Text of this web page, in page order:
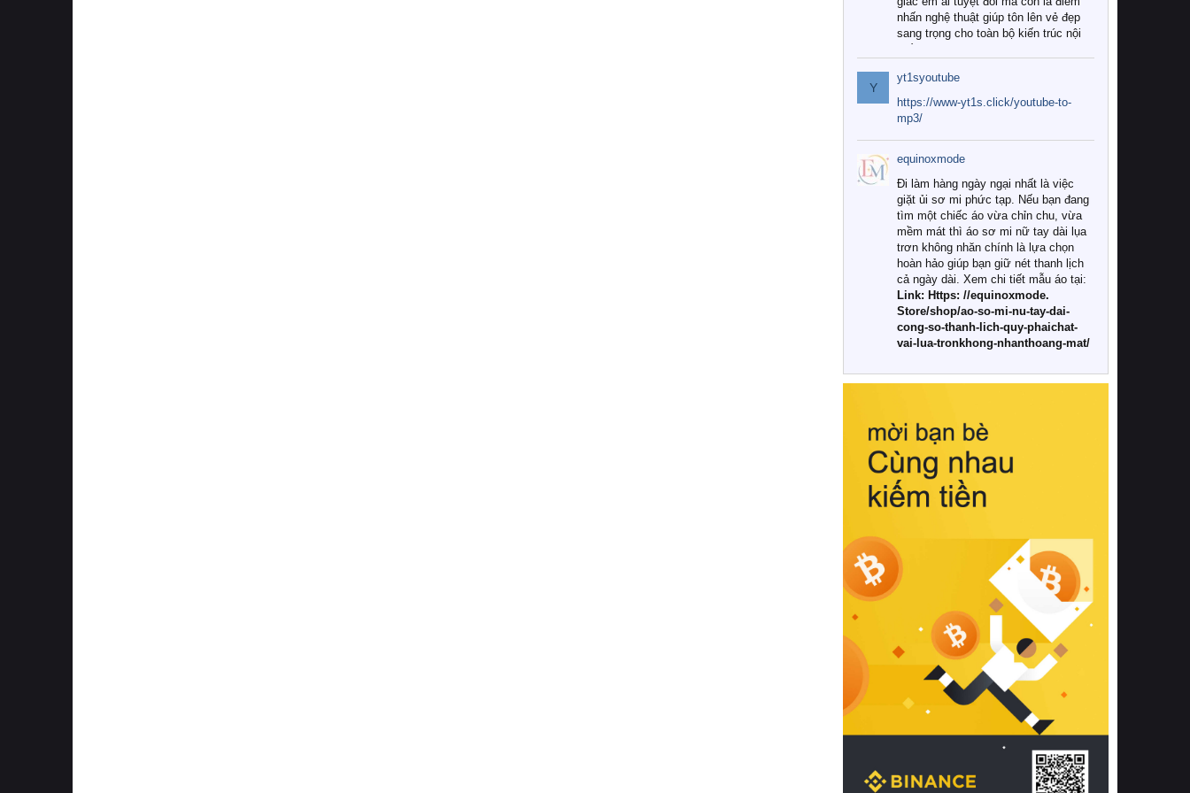
nhấn nghệ thuật giúp tôn lên vẻ đẹp
sang trọng cho toàn bộ kiến trúc nội
Tuy nhiên, giữa thị trường đa dạng
với vô vàn thương hiệu và mẫu mã
như hiện nay, làm thế nào để chọn
được những bộ chăn ga gối đệm cao
cấp thực sự chất lượng, phù hợp với
khí hậu và nhu cầu sử dụng của gia
đình? Hãy cùng chúng tôi đi tìm lời
giải đáp chi tiết qua bài viết dưới đây.
1. Tại sao các gia đình hiện đại lại ưa
chuộng chăn ga gối đệm cao cấp?
Khác với các dòng sản phẩm thông
thường, những bộ chăn ga gối đệm
cao cấp trải qua quy trình sản xuất
nghiêm ngặt từ khâu chọn lọc nguyên
liệu tự nhiên đến công nghệ dệt
nhuộm hiện đại không chứa hóa chất
này, bạn sẽ cảm nhận rõ rệt sự khác
hồi chuẩn xác của phần đệm nâng đỡ
cột sống.
Bên cạnh đó, việc lựa chọn các dòng
sản phẩm đạt chuẩn chất lượng quốc
tế còn giúp ngăn ngừa tình trạng kích
khuẩn và nấm mốc trong điều kiện
thời tiết nóng ẩm. Bạn có thể tìm hiểu
thêm các nghiên cứu khoa học về tác
động của giấc ngủ và môi trường
phòng ngủ đối với sức khỏe con
người tại Sleep Foundation (External
Link) để có cái nhìn toàn diện hơn.
2. Các tiêu chí vàng khi lựa chọn
chăn ga gối đệm cao cấp cho phòng
ngủ
Để sở hữu một bộ chăn ga gối đệm
cao cấp hoàn hảo cả về thẩm mỹ lẫn
công năng, người tiêu dùng cần cân
nhắc kỹ lưỡng các tiêu chí quan trọng
Y
yt1syoutube
https://www-yt1s.click/youtube-to-
mp3/
equinoxmode
Đi làm hàng ngày ngại nhất là việc
giặt ủi sơ mi phức tạp. Nếu bạn đang
tìm một chiếc áo vừa chỉn chu, vừa
mềm mát thì áo sơ mi nữ tay dài lụa
trơn không nhăn chính là lựa chọn
hoàn hảo giúp bạn giữ nét thanh lịch
cả ngày dài. Xem chi tiết mẫu áo tại:
Link: Https: //equinoxmode.
Store/shop/ao-so-mi-nu-tay-dai-
cong-so-thanh-lich-quy-phaichat-
vai-lua-tronkhong-nhanthoang-mat/